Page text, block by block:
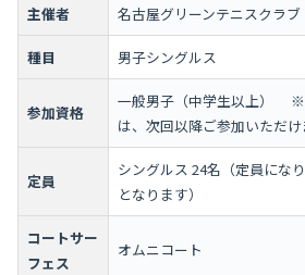
主催者 名古屋グリーンテニスクラブ
種目 男子シングルス
参加資格
一般男子（中学生以上） ※
は、次回以降ご参加いただけ
定員
シングルス 24名（定員にな
となります）
コートサー
フェス
オムニコート